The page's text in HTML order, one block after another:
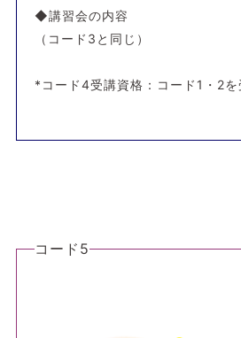
◆講習会の内容
（コード3と同じ）
*コード4受講資格：コード1・2
コード5